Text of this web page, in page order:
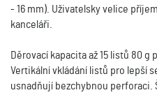
- 16 mm). Uživatelsky velice
kanceláři.
Děrovací kapacita až 15 listů 80 g
Vertikální vkládání listů pro lepší
usnadňují bezchybnou perforaci.